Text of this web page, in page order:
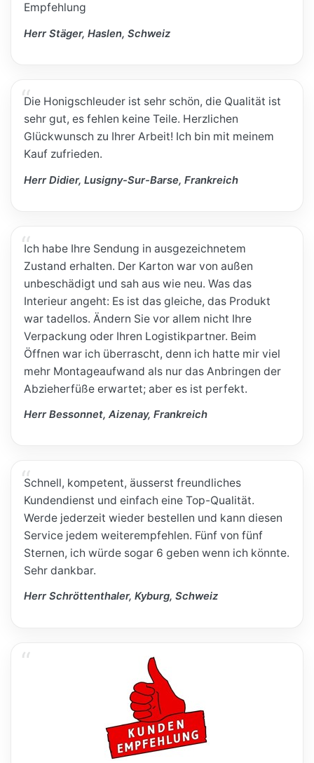
Empfehlung
Herr Stäger, Haslen, Schweiz
Die Honigschleuder ist sehr schön, die Qualität ist
sehr gut, es fehlen keine Teile. Herzlichen
Glückwunsch zu Ihrer Arbeit! Ich bin mit meinem
Kauf zufrieden.
Herr Didier, Lusigny-Sur-Barse, Frankreich
Ich habe Ihre Sendung in ausgezeichnetem
Zustand erhalten. Der Karton war von außen
unbeschädigt und sah aus wie neu. Was das
Interieur angeht: Es ist das gleiche, das Produkt
war tadellos. Ändern Sie vor allem nicht Ihre
Verpackung oder Ihren Logistikpartner. Beim
Öffnen war ich überrascht, denn ich hatte mir viel
mehr Montageaufwand als nur das Anbringen der
Abzieherfüße erwartet; aber es ist perfekt.
Herr Bessonnet, Aizenay, Frankreich
Schnell, kompetent, äusserst freundliches
Kundendienst und einfach eine Top-Qualität.
Werde jederzeit wieder bestellen und kann diesen
Service jedem weiterempfehlen. Fünf von fünf
Sternen, ich würde sogar 6 geben wenn ich könnte.
Sehr dankbar.
Herr Schröttenthaler, Kyburg, Schweiz